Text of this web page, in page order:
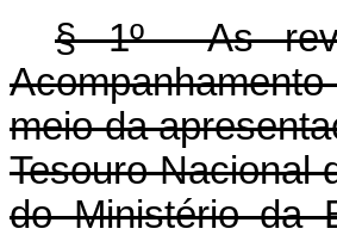
§ 1º As
meio da
Tesouro Nacional
do Ministério da